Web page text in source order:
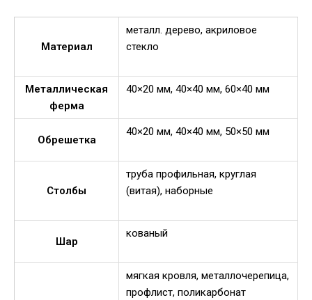
Материал
металл. дерево, акриловое
стекло
Металлическая
ферма
40×20 мм, 40×40 мм, 60×40 мм
Обрешетка
40×20 мм, 40×40 мм, 50×50 мм
Столбы
труба профильная, круглая
(витая), наборные
Шар
кованый
мягкая кровля, металлочерепица,
профлист, поликарбонат